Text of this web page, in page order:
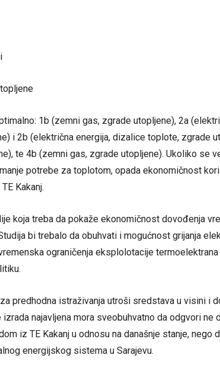
1b (zemni gas, zgrade utopljene), 2a
i 2b (električna energija, dizalice toplote, zgrade
te 4b (zemni gas, zgrade utopljene). Ukoliko se
potrebe za toplotom, opada ekonomičnost
Kakanj.
koja treba da pokaže ekonomičnost dovođenja
bi trebalo da obuhvati i mogućnost grijanja
ograničenja eksplolotacije termoelektrana
predhodna istraživanja utroši sredstava u visini i
najavljena mora sveobuhvatno da odgvori ne
iz TE Kakanj u odnosu na današnje stanje, nego
energijskog sistema u Sarajevu.